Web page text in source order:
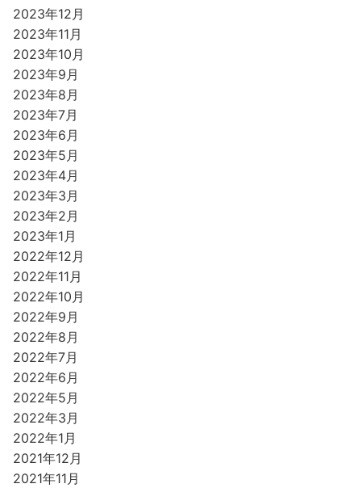
2023年12月
2023年11月
2023年10月
2023年9月
2023年8月
2023年7月
2023年6月
2023年5月
2023年4月
2023年3月
2023年2月
2023年1月
2022年12月
2022年11月
2022年10月
2022年9月
2022年8月
2022年7月
2022年6月
2022年5月
2022年3月
2022年1月
2021年12月
2021年11月